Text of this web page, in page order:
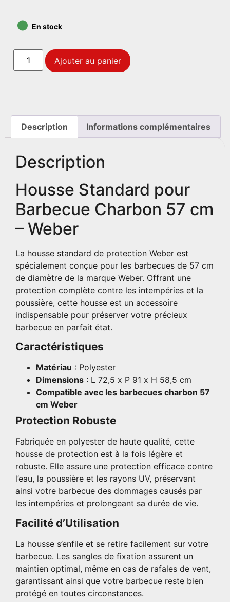
• En stock
Ajouter au panier
Description Informations complémentaires
Description
Housse Standard pour
Barbecue Charbon 57 cm
– Weber
La housse standard de protection Weber est
spécialement conçue pour les barbecues de 57 cm
de diamètre de la marque Weber. Offrant une
protection complète contre les intempéries et la
poussière, cette housse est un accessoire
indispensable pour préserver votre précieux
barbecue en parfait état.
Caractéristiques
Matériau : Polyester
Dimensions : L 72,5 x P 91 x H 58,5 cm
Compatible avec les barbecues charbon 57
cm Weber
Protection Robuste
Fabriquée en polyester de haute qualité, cette
housse de protection est à la fois légère et
robuste. Elle assure une protection efficace contre
l’eau, la poussière et les rayons UV, préservant
ainsi votre barbecue des dommages causés par
les intempéries et prolongeant sa durée de vie.
Facilité d’Utilisation
La housse s’enfile et se retire facilement sur votre
barbecue. Les sangles de fixation assurent un
maintien optimal, même en cas de rafales de vent,
garantissant ainsi que votre barbecue reste bien
protégé en toutes circonstances.